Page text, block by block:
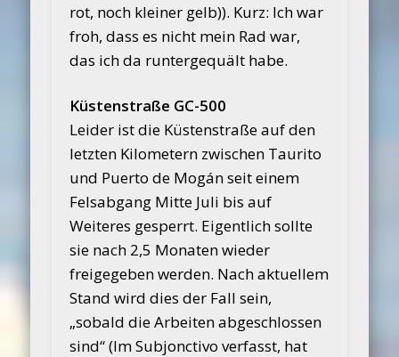
rot, noch kleiner gelb)). Kurz: Ich war
froh, dass es nicht mein Rad war,
das ich da runtergequält habe.
Küstenstraße GC-500
Leider ist die Küstenstraße auf den
letzten Kilometern zwischen Taurito
und Puerto de Mogán seit einem
Felsabgang Mitte Juli bis auf
Weiteres gesperrt. Eigentlich sollte
sie nach 2,5 Monaten wieder
freigegeben werden. Nach aktuellem
Stand wird dies der Fall sein,
„sobald die Arbeiten abgeschlossen
sind“ (Im Subjonctivo verfasst, hat